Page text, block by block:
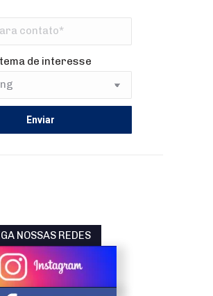
de interesse
NOSSAS REDES